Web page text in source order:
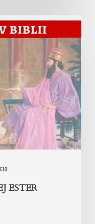
ESTER